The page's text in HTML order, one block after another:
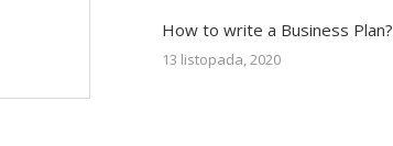
How to write a Business Plan?
13 listopada, 2020